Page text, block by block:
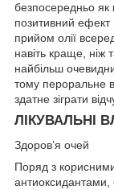
безпосередньо як
позитивний ефект
прийом олії
навіть краще, ніж
найбільш
тому пероральне
здатне зіграти
ЛІКУВАЛЬНІ
Здоров’я очей
Поряд з
антиоксидантами,